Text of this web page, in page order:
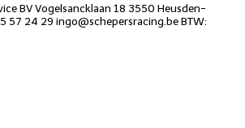
BV Vogelsancklaan 18 3550 Heusden-
57 24 29 ingo@schepersracing.beBTW: